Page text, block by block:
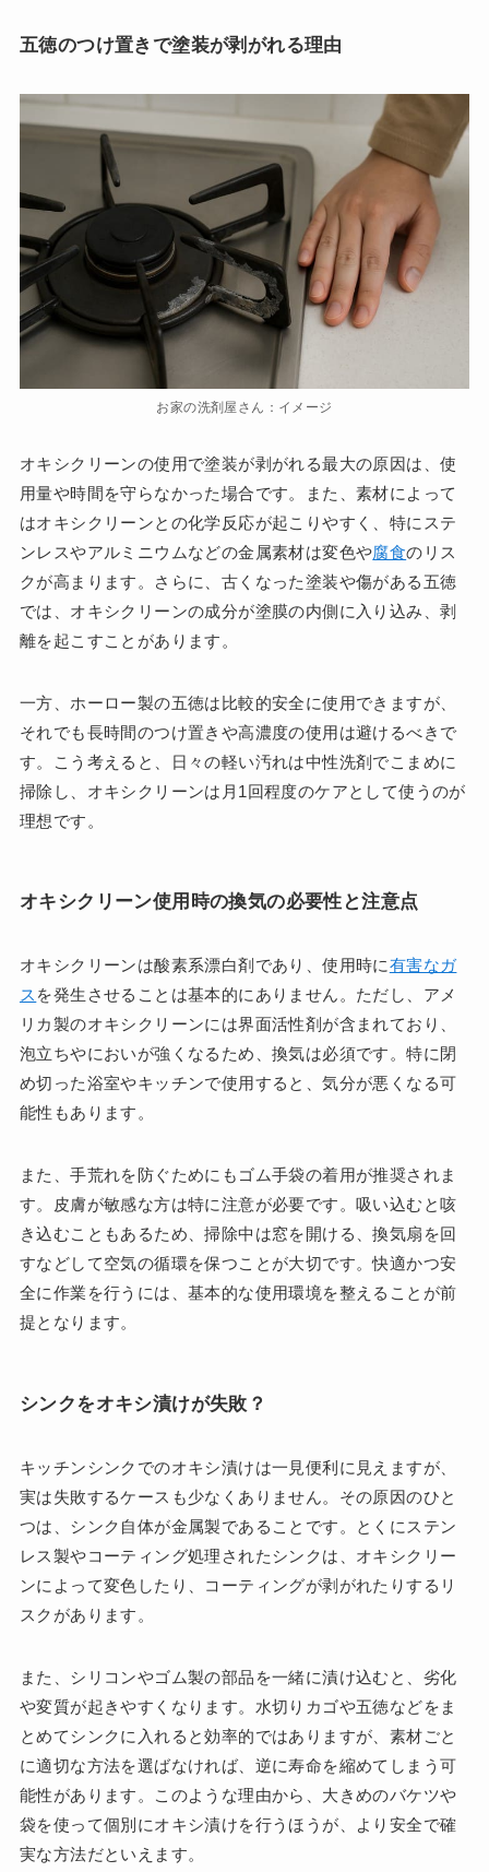
五徳のつけ置きで塗装が剥がれる理由
お家の洗剤屋さん：イメージ
オキシクリーンの使用で塗装が剥がれる最大の原因は、使
用量や時間を守らなかった場合です。また、素材によって
はオキシクリーンとの化学反応が起こりやすく、特にステ
ンレスやアルミニウムなどの金属素材は変色や腐食のリス
クが高まります。さらに、古くなった塗装や傷がある五徳
では、オキシクリーンの成分が塗膜の内側に入り込み、剥
離を起こすことがあります。
一方、ホーロー製の五徳は比較的安全に使用できますが、
それでも長時間のつけ置きや高濃度の使用は避けるべきで
す。こう考えると、日々の軽い汚れは中性洗剤でこまめに
掃除し、オキシクリーンは月1回程度のケアとして使うのが
理想です。
オキシクリーン使用時の換気の必要性と注意点
オキシクリーンは酸素系漂白剤であり、使用時に有害なガ
ス を発生させることは基本的にありません。ただし、アメ
リカ製のオキシクリーンには界面活性剤が含まれており、
泡立ちやにおいが強くなるため、換気は必須です。特に閉
め切った浴室やキッチンで使用すると、気分が悪くなる可
能性もあります。
また、手荒れを防ぐためにもゴム手袋の着用が推奨されま
す。皮膚が敏感な方は特に注意が必要です。吸い込むと咳
き込むこともあるため、掃除中は窓を開ける、換気扇を回
すなどして空気の循環を保つことが大切です。快適かつ安
全に作業を行うには、基本的な使用環境を整えることが前
提となります。
シンクをオキシ漬けが失敗？
キッチンシンクでのオキシ漬けは一見便利に見えますが、
実は失敗するケースも少なくありません。その原因のひと
つは、シンク自体が金属製であることです。とくにステン
レス製やコーティング処理されたシンクは、オキシクリー
ンによって変色したり、コーティングが剥がれたりするリ
スクがあります。
また、シリコンやゴム製の部品を一緒に漬け込むと、劣化
や変質が起きやすくなります。水切りカゴや五徳などをま
とめてシンクに入れると効率的ではありますが、素材ごと
に適切な方法を選ばなければ、逆に寿命を縮めてしまう可
能性があります。このような理由から、大きめのバケツや
袋を使って個別にオキシ漬けを行うほうが、より安全で確
実な方法だといえます。